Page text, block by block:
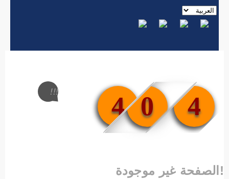
4 0 4
!!!
الصفحة غير موجودة!